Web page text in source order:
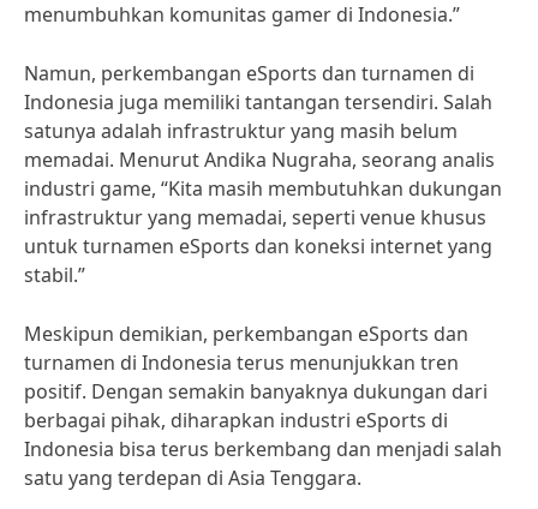
menumbuhkan komunitas gamer di Indonesia.”
Namun, perkembangan eSports dan turnamen di
Indonesia juga memiliki tantangan tersendiri. Salah
satunya adalah infrastruktur yang masih belum
memadai. Menurut Andika Nugraha, seorang analis
industri game, “Kita masih membutuhkan dukungan
infrastruktur yang memadai, seperti venue khusus
untuk turnamen eSports dan koneksi internet yang
stabil.”
Meskipun demikian, perkembangan eSports dan
turnamen di Indonesia terus menunjukkan tren
positif. Dengan semakin banyaknya dukungan dari
berbagai pihak, diharapkan industri eSports di
Indonesia bisa terus berkembang dan menjadi salah
satu yang terdepan di Asia Tenggara.